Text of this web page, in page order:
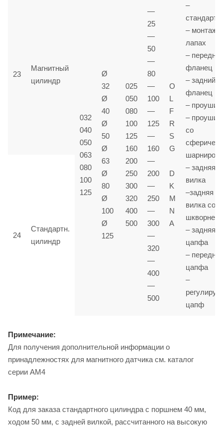
23
Магнитный
цилиндр
032
040
050
063
080
100
125
Ø
32
Ø
40
Ø
50
Ø
63
Ø
80
Ø
100
Ø
125
025
050
080
100
125
160
200
250
300
320
400
500
—
25
—
50
—
80
—
100
—
125
—
160
—
200
—
250
—
300
—
320
—
400
—
500
O
L
F
R
S
G
D
K
M
N
A
–
– монтаж
лапах
–
фланец
– задний
фланец
–
–
со
шарниром
– задняя
вилка
–задняя
вилка со
шкворнем
– задняя
цапфа
–
цапфа
–
цапф
24
Стандартн.
цилиндр
Примечание:
Для получения дополнительной информации о
принадлежностях для магнитного датчика см. каталог
серии AM4
Пример:
Код для заказа стандартного цилиндра с поршнем 40 мм,
ходом 50 мм, с задней вилкой, рассчитанного на высокую